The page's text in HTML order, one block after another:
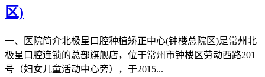
区)
一、医院简介北极星口腔种植矫正中心(钟楼总院区)是常州北
极星口腔连锁的总部旗舰店，位于常州市钟楼区劳动西路201
号（妇女儿童活动中心旁），于2015...